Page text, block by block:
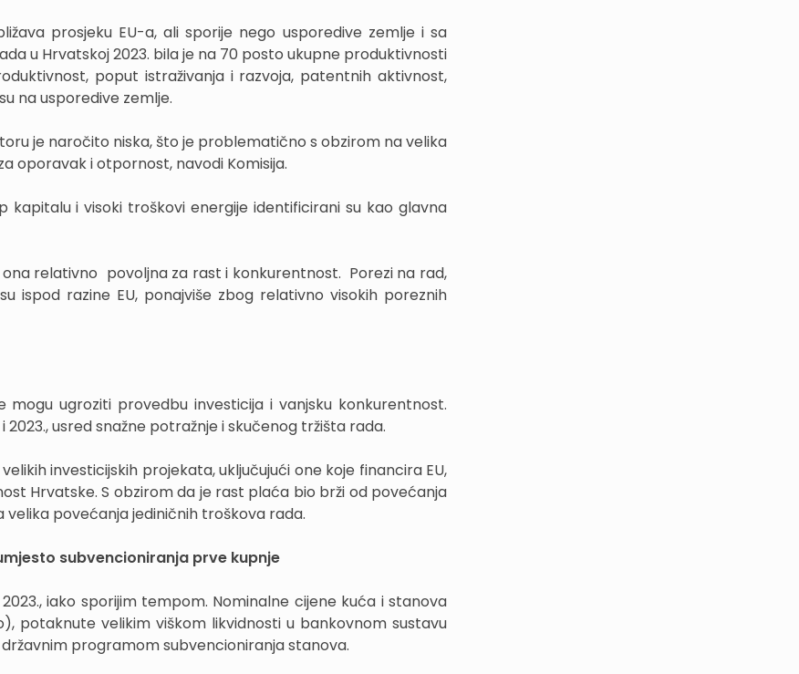
prosjeku EU-a, ali sporije nego usporedive zemlje i sa
u Hrvatskoj 2023. bila je na 70 posto ukupne produktivnosti
poput istraživanja i razvoja, patentnih aktivnost,
na usporedive zemlje.
je naročito niska, što je problematično s obzirom na velika
oporavak i otpornost, navodi Komisija.
kapitalu i visoki troškovi energije identificirani su kao glavna
relativno povoljna za rast i konkurentnost. Porezi na rad,
ispod razine EU, ponajviše zbog relativno visokih poreznih
ugroziti provedbu investicija i vanjsku konkurentnost.
usred snažne potražnje i skučenog tržišta rada.
investicijskih projekata, uključujući one koje financira EU,
Hrvatske. S obzirom da je rast plaća bio brži od povećanja
velika povećanja jediničnih troškova rada.
subvencioniranja prve kupnje
iako sporijim tempom. Nominalne cijene kuća i stanova
potaknute velikim viškom likvidnosti u bankovnom sustavu
programom subvencioniranja stanova.